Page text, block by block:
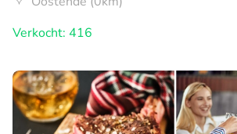
Verkocht: 416